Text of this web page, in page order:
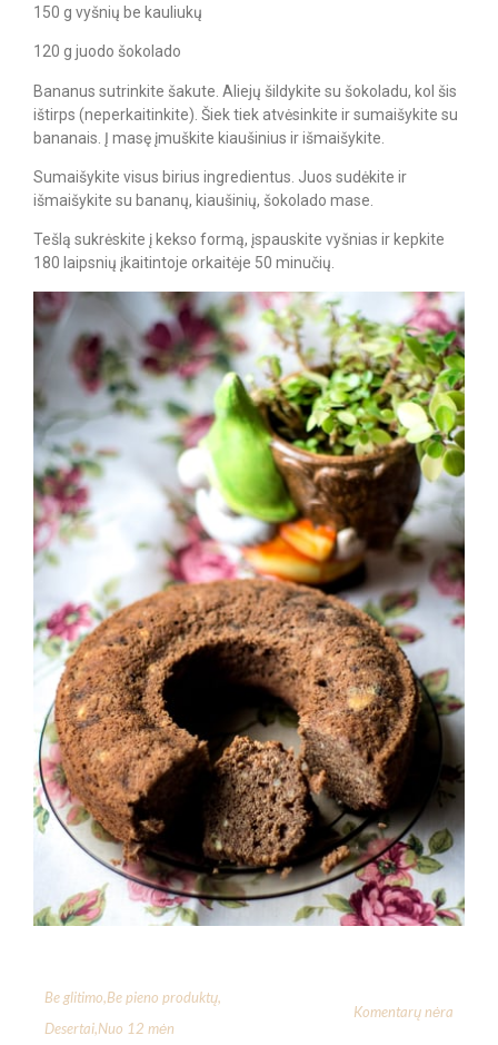
150 g vyšnių be kauliukų
120 g juodo šokolado
Bananus sutrinkite šakute. Aliejų šildykite su šokoladu, kol šis
ištirps (neperkaitinkite). Šiek tiek atvėsinkite ir sumaišykite su
bananais. Į masę įmuškite kiaušinius ir išmaišykite.
Sumaišykite visus birius ingredientus. Juos sudėkite ir
išmaišykite su bananų, kiaušinių, šokolado mase.
Tešlą sukrėskite į kekso formą, įspauskite vyšnias ir kepkite
180 laipsnių įkaitintoje orkaitėje 50 minučių.
Be glitimo,Be pieno produktų,
Desertai,Nuo 12 mėn
Komentarų nėra